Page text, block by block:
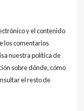
y el contenido
los comentarios
nuestra política de
sobre dónde, cómo
el resto de